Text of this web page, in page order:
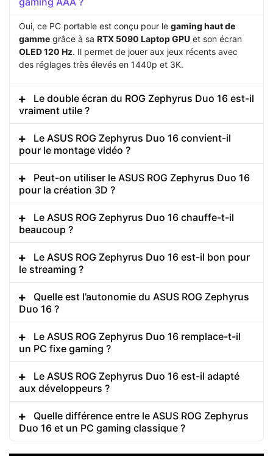
Oui, ce PC portable est conçu pour le gaming haut de
gamme grâce à sa RTX 5090 Laptop GPU et son écran
OLED 120 Hz. Il permet de jouer aux jeux récents avec
des réglages très élevés en 1440p et 3K.
Le double écran du ROG Zephyrus Duo 16 est-il
vraiment utile ?
Le ASUS ROG Zephyrus Duo 16 convient-il
pour le montage vidéo ?
Peut-on utiliser le ASUS ROG Zephyrus Duo 16
pour la création 3D ?
Le ASUS ROG Zephyrus Duo 16 chauffe-t-il
beaucoup ?
Le ASUS ROG Zephyrus Duo 16 est-il bon pour
le streaming ?
Quelle est l’autonomie du ASUS ROG Zephyrus
Duo 16 ?
Le ASUS ROG Zephyrus Duo 16 remplace-t-il
un PC fixe gaming ?
Le ASUS ROG Zephyrus Duo 16 est-il adapté
aux développeurs ?
Quelle différence entre le ASUS ROG Zephyrus
Duo 16 et un PC gaming classique ?